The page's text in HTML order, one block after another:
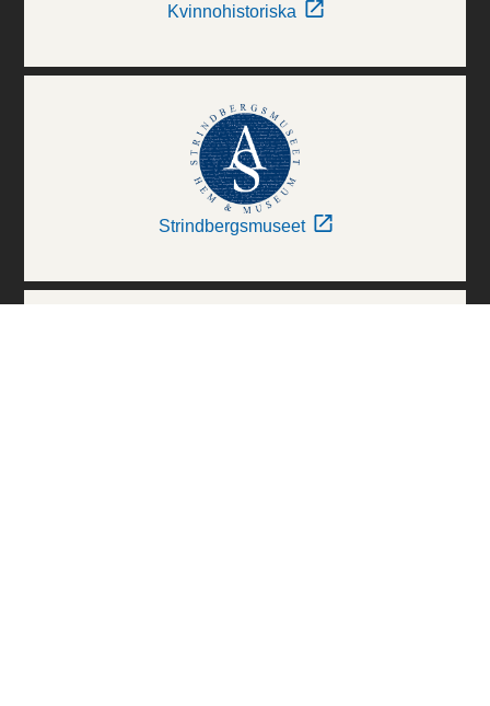
Kvinnohistoriska
Strindbergsmuseet